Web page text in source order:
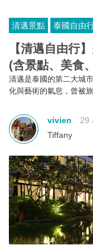
清邁景點 泰國自由
【清邁自由行
(含景點、美食
清邁是泰國的第二大城
化與藝術的氣息，曾被
等待發掘。今次小編為
友收好了！ vivien 29
Tiffany